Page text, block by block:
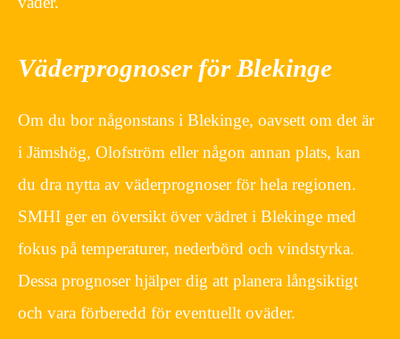
Väderprognoser för Blekinge
Om du bor någonstans i Blekinge, oavsett om det är
i Jämshög, Olofström eller någon annan plats, kan
du dra nytta av väderprognoser för hela regionen.
SMHI ger en översikt över vädret i Blekinge med
fokus på temperaturer, nederbörd och vindstyrka.
Dessa prognoser hjälper dig att planera långsiktigt
och vara förberedd för eventuellt oväder.